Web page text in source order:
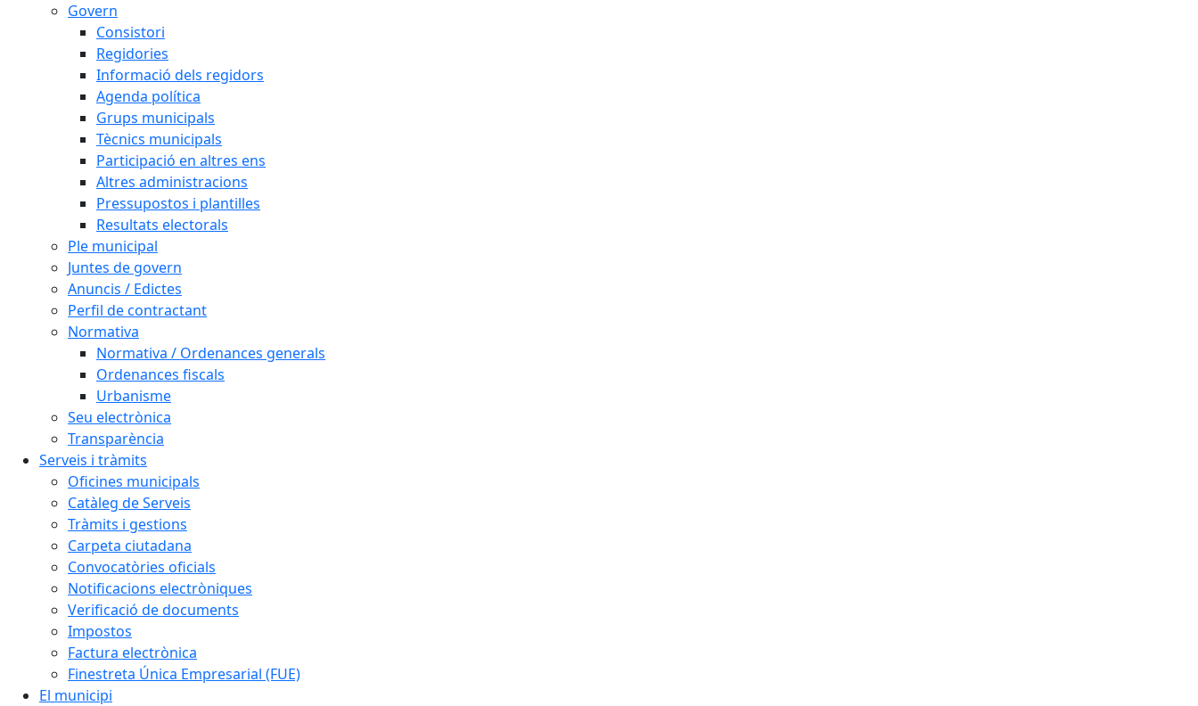
Govern
Consistori
Regidories
Informació dels regidors
Agenda política
Grups municipals
Tècnics municipals
Participació en altres ens
Altres administracions
Pressupostos i plantilles
Resultats electorals
Ple municipal
Juntes de govern
Anuncis / Edictes
Perfil de contractant
Normativa
Normativa / Ordenances generals
Ordenances fiscals
Urbanisme
Seu electrònica
Transparència
Serveis i tràmits
Oficines municipals
Catàleg de Serveis
Tràmits i gestions
Carpeta ciutadana
Convocatòries oficials
Notificacions electròniques
Verificació de documents
Impostos
Factura electrònica
Finestreta Única Empresarial (FUE)
El municipi